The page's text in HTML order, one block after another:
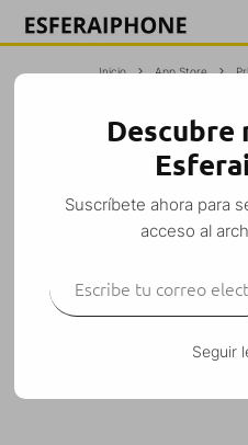
Inicio App Store
PRIMER VÍDEO
M. Alejandro W. García Fuentes
8 abril, 2009 · 1
Descubre
Suscríbete ahora para
acceso al
Seguir